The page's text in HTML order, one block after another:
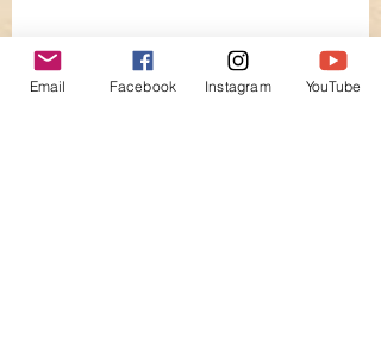
Email Facebook Instagram YouTube